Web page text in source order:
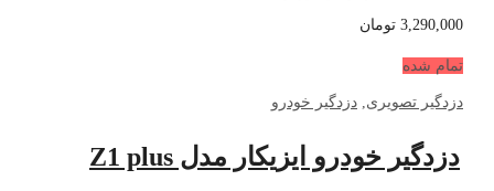
3,290,000 تومان
تمام شده
دزدگیر تصویری دزدگیر خودرو
دزدگیر خودرو ایزیکار مدل Z1 plus